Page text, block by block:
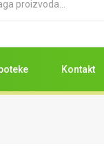
Kontakt